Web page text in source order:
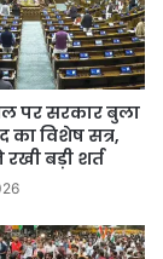
पर सरकार बुला
विशेष सत्र,
बड़ी शर्त